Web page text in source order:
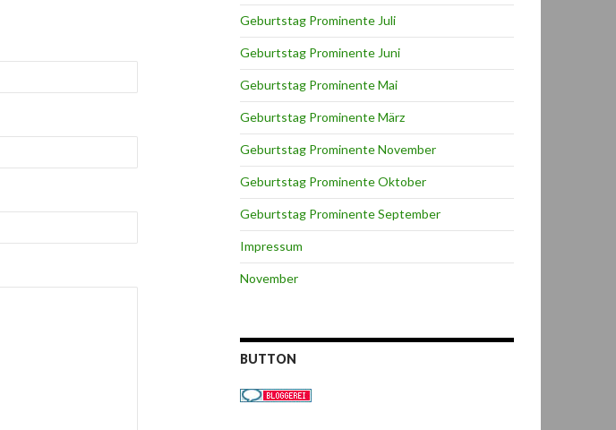
Geburtstag Prominente Juli
Geburtstag Prominente Juni
Geburtstag Prominente Mai
Geburtstag Prominente März
Geburtstag Prominente November
Geburtstag Prominente Oktober
Geburtstag Prominente September
Impressum
November
BUTTON